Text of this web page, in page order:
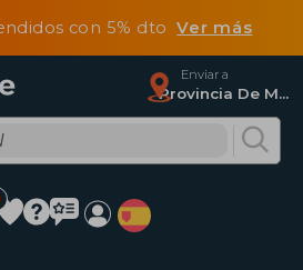
con 5% dtoVer más
Enviar a
Provincia De Madrid